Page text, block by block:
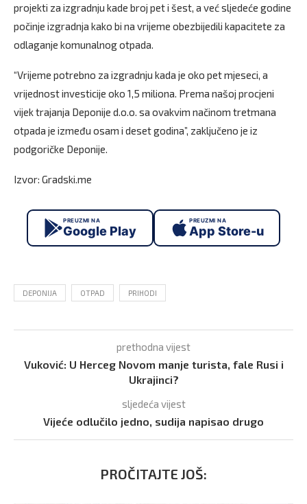
projekti za izgradnju kade broj pet i šest, a već sljedeće godine
počinje izgradnja kako bi na vrijeme obezbijedili kapacitete za
odlaganje komunalnog otpada.
“Vrijeme potrebno za izgradnju kada je oko pet mjeseci, a
vrijednost investicije oko 1,5 miliona. Prema našoj procjeni
vijek trajanja Deponije d.o.o. sa ovakvim načinom tretmana
otpada je između osam i deset godina”, zaključeno je iz
podgoričke Deponije.
Izvor: Gradski.me
PREUZMI NA
Google Play
PREUZMI NA
App Store-u
DEPONIJA OTPAD PRIHODI
prethodna vijest
Vuković: U Herceg Novom manje turista, fale Rusi i
Ukrajinci?
sljedeća vijest
Vijeće odlučilo jedno, sudija napisao drugo
PROČITAJTE JOŠ: